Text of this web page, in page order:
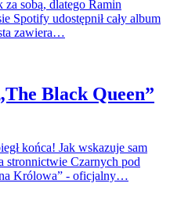
sobą, dlatego Ramin
Spotify udostępnił cały album
zawiera…
Black Queen”
końca! Jak wskazuje sam
stronnictwie Czarnych pod
Królowa” - oficjalny…